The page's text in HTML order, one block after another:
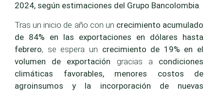
2024, según estimaciones del Grupo Bancolombia.
Tras un inicio de año con un crecimiento acumulado
de 84% en las exportaciones en dólares hasta
febrero, se espera un crecimiento de 19% en el
volumen de exportación gracias a condiciones
climáticas favorables, menores costos de
agroinsumos y la incorporación de nuevas